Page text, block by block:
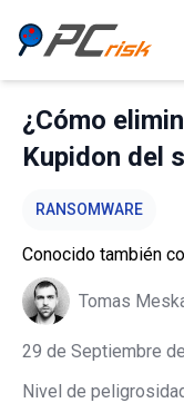
¿Cómo
Kupidon del
RANSOMWARE
Conocido también
Tomas
29 de Septiembre
Nivel de